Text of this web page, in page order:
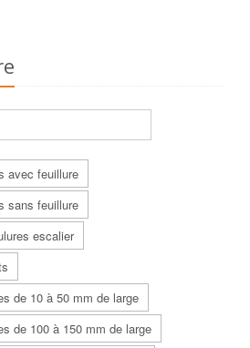
avec feuillure
sans feuillure
escalier
de 10 à 50 mm de large
de 100 à 150 mm de large